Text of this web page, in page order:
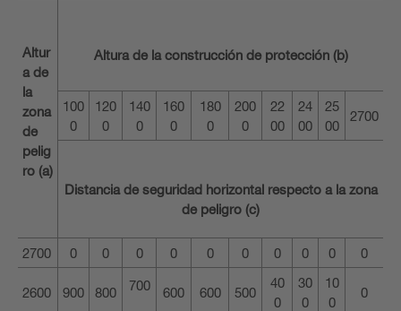
Altur
a de
la
zona
de
pelig
ro (a)
Altura de la construcción de protección (b)
100
0
120
0
140
0
160
0
180
0
200
0
22
00
24
00
25
00
2700
Distancia de seguridad horizontal respecto a la zona
de peligro (c)
2700 0 0 0 0 0 0 0 0 0 0
2600 900 800 700 600 600 500
40
0
30
0
10
0
0